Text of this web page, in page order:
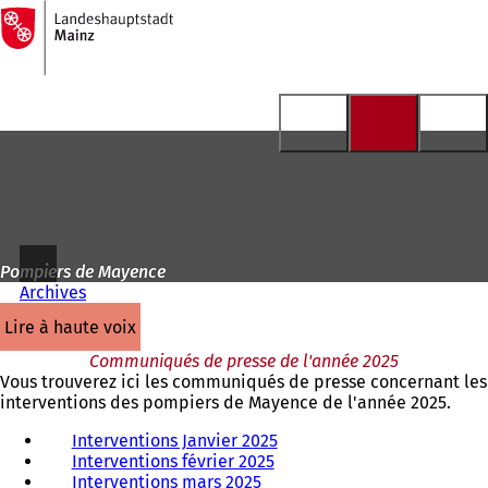
Accéder au contenu
Vers
la
page
d'accueil
Pompiers de Mayence
Archives
lire à haute voix
Communiqués de presse de l'année 2025
Vous trouverez ici les communiqués de presse concernant les
interventions des pompiers de Mayence de l'année 2025.
Interventions Janvier 2025
Interventions février 2025
Interventions mars 2025